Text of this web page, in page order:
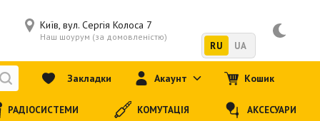
Київ, вул. Сергія Колоса 7
Наш шоурум (за домовленістю)
RU UA
Закладки Акаунт Кошик
РАДІОСИСТЕМИ КОМУТАЦІЯ АКСЕСУАРИ